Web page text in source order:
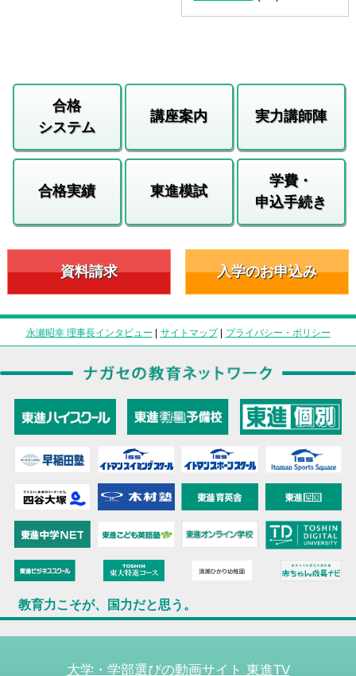
合格
システム
講座案内 実力講師陣
合格実績 東進模試
学費・
申込手続き
資料請求 入学のお申込み
永瀬昭幸 理事長インタビュー | サイトマップ| プライバシー・ポリシー
教育力こそが、国力だと思う。
大学・学部選びの動画サイト 東進TV